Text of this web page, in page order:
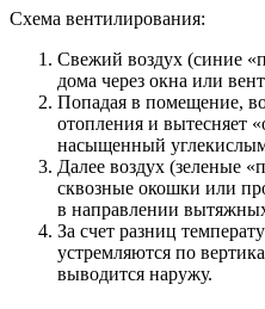
Схема вентилирования:
Свежий воздух (синие
дома через окна или
Попадая в помещение,
отопления и вытесняет
насыщенный
Далее воздух (зеленые
сквозные окошки или
в направлении
За счет разниц
устремляются по
выводится наружу.